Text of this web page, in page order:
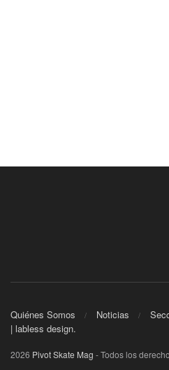
Quiénes Somos Noticias
| labless design.
2026 Pivot Skate Mag - Todos los